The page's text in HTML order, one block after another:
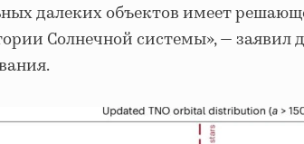
далеких объектов имеет
Солнечной системы», — заявил